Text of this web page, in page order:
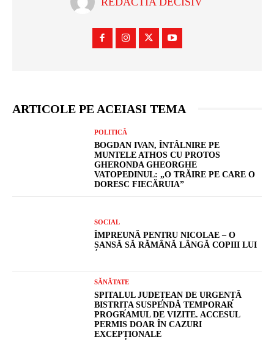
ARTICOLE PE ACEIASI TEMA
POLITICĂ
BOGDAN IVAN, ÎNTÂLNIRE PE
MUNTELE ATHOS CU PROTOS
GHERONDA GHEORGHE
VATOPEDINUL: „O TRĂIRE PE CARE O
DORESC FIECĂRUIA”
SOCIAL
ÎMPREUNĂ PENTRU NICOLAE – O
ȘANSĂ SĂ RĂMÂNĂ LÂNGĂ COPIII LUI
SĂNĂTATE
SPITALUL JUDEȚEAN DE URGENȚĂ
BISTRIȚA SUSPENDĂ TEMPORAR
PROGRAMUL DE VIZITE. ACCESUL
PERMIS DOAR ÎN CAZURI
EXCEPȚIONALE